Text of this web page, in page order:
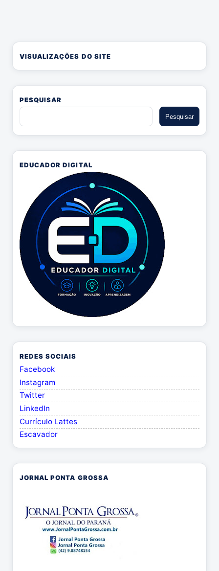
VISUALIZAÇÕES DO SITE
PESQUISAR
EDUCADOR DIGITAL
REDES SOCIAIS
Facebook
Instagram
Twitter
LinkedIn
Currículo Lattes
Escavador
JORNAL PONTA GROSSA